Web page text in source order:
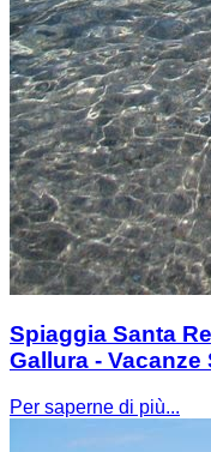
Spiaggia Santa
Gallura - Vacanze
Per saperne di più...